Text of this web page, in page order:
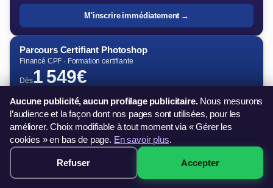
M'inscrire immédiatement →
Parcours Certifiant Photoshop
Financé CPF · Formation certifiante
Dès1 549€
✓ 35h + Certification incluse
✓ Formateur dédié · Délai 11 j
✓ Financement CPF, France Travail, OPCO
Demander mon financement →
349€ · Voir les sessions →
Aucune publicité, aucun profilage publicitaire.Nous mesurons
l’audience et la façon dont nos pages sont utilisées, pour les
améliorer. Choix modifiable à tout moment via « Gérer les
cookies » en bas de page. En savoir plus.
Refuser Accepter